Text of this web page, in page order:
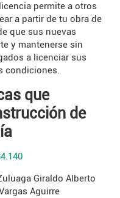
permite a otros
a partir de tu obra de
que sus nuevas
y mantenerse sin
a licenciar sus
condiciones.
que
de
Giraldo Alberto
Aguirre